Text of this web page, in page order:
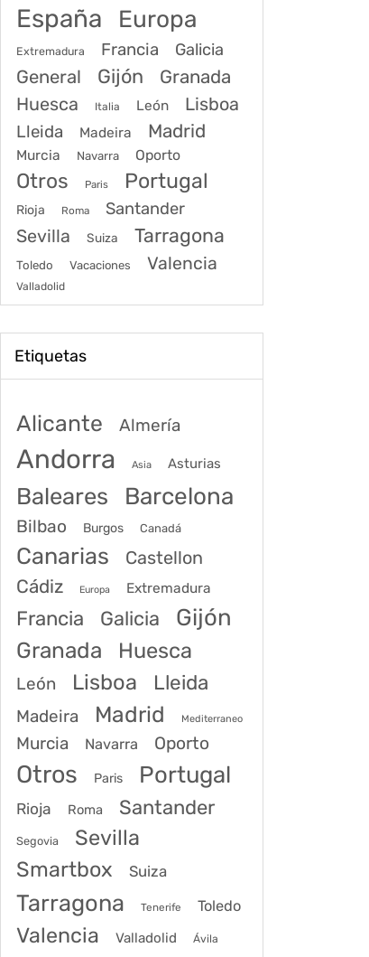
España Europa
Extremadura Francia Galicia
General Gijón
Granada
Huesca
Italia León Lisboa
Lleida Madeira Madrid
Murcia Navarra Oporto
Otros Paris Portugal
Rioja Roma Santander
Sevilla Suiza Tarragona
Toledo Vacaciones Valencia
Valladolid
Etiquetas
Alicante Almería
Andorra Asia Asturias
Baleares Barcelona
Bilbao Burgos Canadá
Canarias
Castellon
Cádiz
Europa Extremadura
Francia Galicia Gijón
Granada Huesca
León Lisboa Lleida
Madeira Madrid Mediterraneo
Murcia Navarra Oporto
Otros Paris Portugal
Rioja Roma Santander
Segovia
Sevilla
Smartbox
Suiza
Tarragona Tenerife Toledo
Valencia Valladolid Ávila